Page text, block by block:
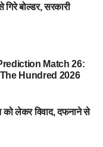
गिरे बोल्डर, सरकारी
Match 26:
Hundred 2026
को लेकर विवाद, दफनाने से